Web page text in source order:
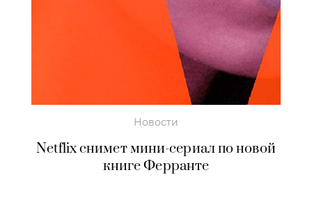
Новости
Netflix снимет мини-сериал по новой
книге Ферранте